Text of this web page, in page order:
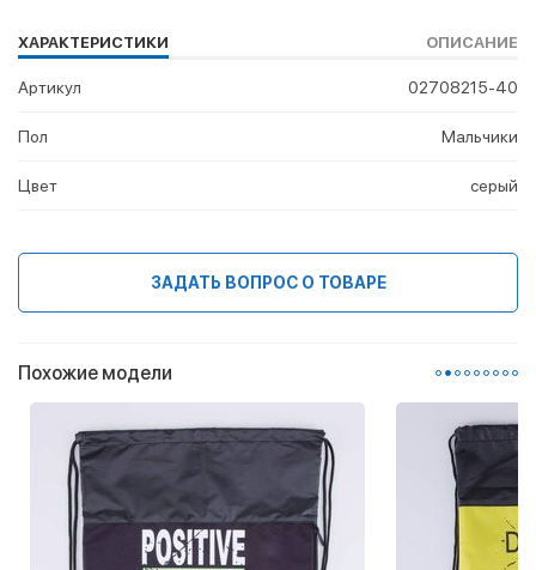
ХАРАКТЕРИСТИКИ ОПИСАНИЕ
Артикул 02708215-40
Пол Мальчики
Цвет серый
ЗАДАТЬ ВОПРОС О ТОВАРЕ
Похожие модели